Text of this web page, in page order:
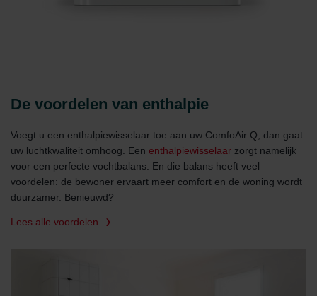
De voordelen van enthalpie
Voegt u een enthalpiewisselaar toe aan uw ComfoAir Q, dan gaat
uw luchtkwaliteit omhoog. Een enthalpiewisselaar zorgt namelijk
voor een perfecte vochtbalans. En die balans heeft veel
voordelen: de bewoner ervaart meer comfort en de woning wordt
duurzamer. Benieuwd?
Lees alle voordelen